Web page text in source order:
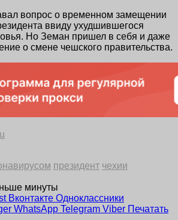
вопрос о временном замещении
ввиду ухудшившегося
Но Земан пришел в себя и даже
о смене чешского правительства.
президент чехии
минуты
Вконтакте Одноклассники
WhatsApp Telegram Viber Печатать